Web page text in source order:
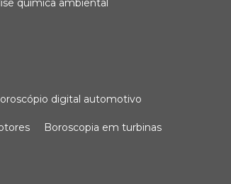
química ambiental
boroscópio digital automotivo
boroscopia em turbinas